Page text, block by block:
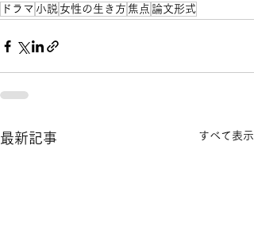
ドラマ 小説 女性の生き方 焦点 論文形式
最新記事 すべて表示